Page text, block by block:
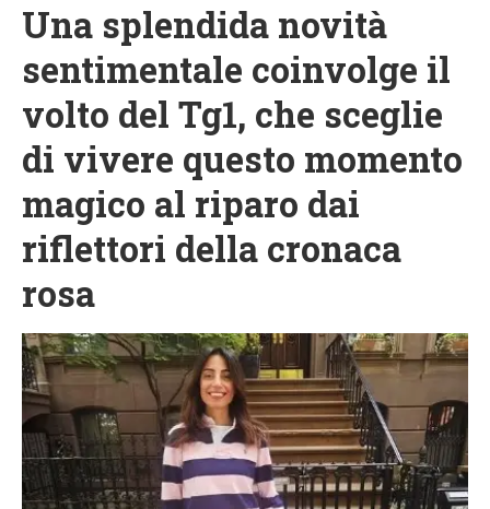
Una splendida novità
sentimentale coinvolge il
volto del Tg1, che sceglie
di vivere questo momento
magico al riparo dai
riflettori della cronaca
rosa